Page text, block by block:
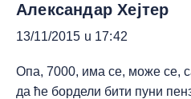
Александар Хејтер
13/11/2015 u 17:42
Опа, 7000, има се, може се,
да ће бордели бити пуни